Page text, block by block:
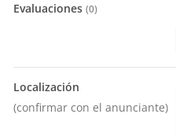
Evaluaciones (0)
Localización
(confirmar con el anunciante)